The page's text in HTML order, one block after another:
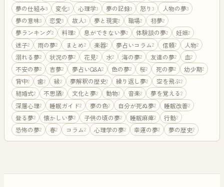
夢の仕組み3 変化3 心理学3 夢の記録3 怒り3 人物の夢3
夢の意味3 恋愛3 故人3 夢と現実2 職場2 初夢2
夢ランキング2 料理2 息ができない夢2 体験談の夢2 妊娠2
迷子2 雨の夢2 まとめ2 楽器2 夢占いコラム2 信頼2 人物2
溺れる夢2 状況の夢2 花見2 水2 海の夢2 友達の夢2 血2
不安の夢2 吉夢2 夢占いQ&A2 色の夢2 桜2 死の夢2 幼少期2
背中2 歯2 縁2 夢解釈の歴史2 繰り返し夢2 空を飛ぶ2
結婚式2 不思議2 文化と夢2 動物2 音楽2 夢を覚える2
深層心理2 睡眠ガイド2 夢の色2 自分が死ぬ夢2 睡眠改善2
登る夢2 懐かしい夢2 子供の頃の夢2 睡眠麻痺2 行動2
恐怖の夢2 春2 コラム2 心理学の夢2 幸運の夢2 夢の歴史2